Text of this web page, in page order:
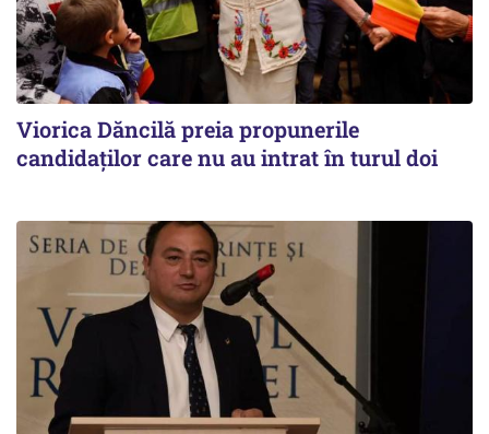
Viorica Dăncilă preia propunerile
candidaților care nu au intrat în turul doi